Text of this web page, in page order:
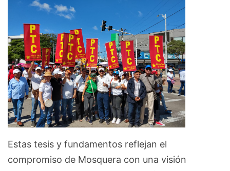
Estas tesis y fundamentos reflejan el
compromiso de Mosquera con una visión